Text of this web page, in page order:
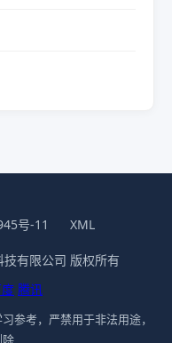
号-11 XML
有限公司 版权所有
腾讯
参考，严禁用于非法用途，